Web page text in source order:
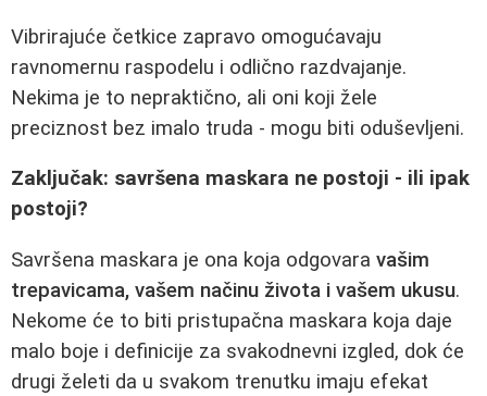
Vibrirajuće četkice zapravo omogućavaju
ravnomernu raspodelu i odlično razdvajanje.
Nekima je to nepraktično, ali oni koji žele
preciznost bez imalo truda - mogu biti oduševljeni.
Zaključak: savršena maskara ne postoji - ili ipak
postoji?
Savršena maskara je ona koja odgovara vašim
trepavicama, vašem načinu života i vašem ukusu.
Nekome će to biti pristupačna maskara koja daje
malo boje i definicije za svakodnevni izgled, dok će
drugi želeti da u svakom trenutku imaju efekat